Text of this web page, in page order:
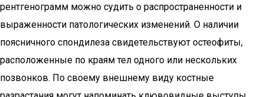
рентгенограмм можно судить о распространенности и
выраженности патологических изменений. О наличии
поясничного спондилеза свидетельствуют остеофиты,
расположенные по краям тел одного или нескольких
позвонков. По своему внешнему виду костные